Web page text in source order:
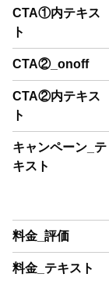
CTA①内テキス
ト
CTA②_onoff
CTA②内テキス
ト
キャンペーン_テ
キスト
料金_評価
料金_テキスト